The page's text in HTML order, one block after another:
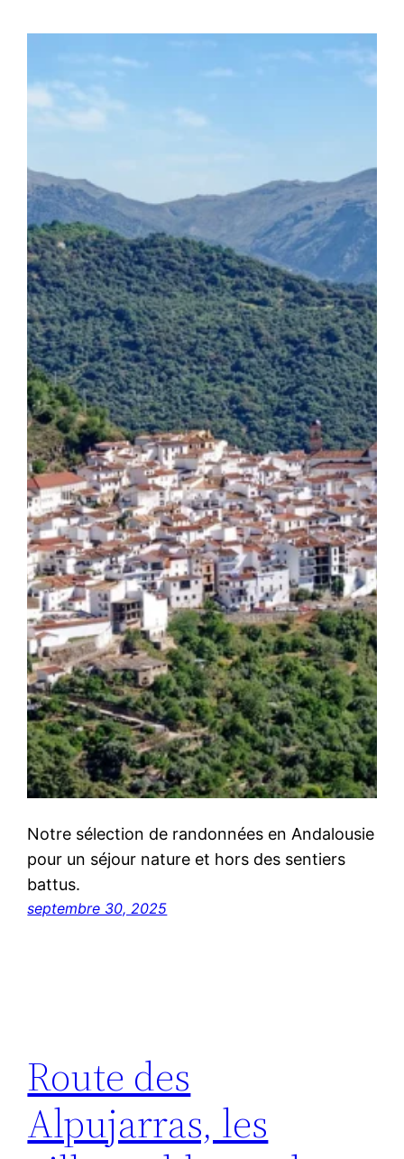
Notre sélection de randonnées en Andalousie
pour un séjour nature et hors des sentiers
battus.
septembre 30, 2025
Route des
Alpujarras, les